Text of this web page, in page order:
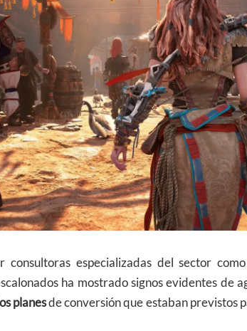
consultoras especializadas del sector como
ha mostrado signos evidentes de
planesde conversión que estaban previstos